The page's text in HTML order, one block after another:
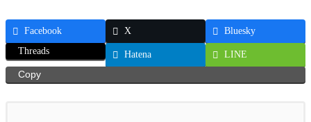
Facebook X
Bluesky
Threads
Hatena
LINE
Copy